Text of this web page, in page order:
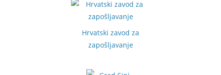
Hrvatski zavod za
zapošljavanje